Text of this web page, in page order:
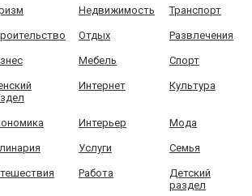
Недвижимость Транспорт
Отдых Развлечения
Мебель Спорт
Интернет Культура
Интерьер Мода
Услуги Семья
Работа
Детский
раздел